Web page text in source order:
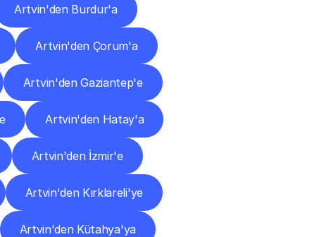
Artvin'den Burdur'a
Artvin'den Çorum'a
Artvin'den Gaziantep'e
Artvin'den Hatay'a
Artvin'den İzmir'e
Artvin'den Kırklareli'ye
Artvin'den Kütahya'ya